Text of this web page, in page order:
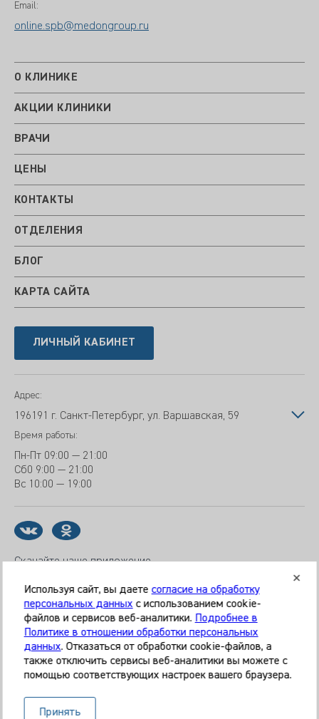
Email:
online.spb@medongroup.ru
О КЛИНИКЕ
АКЦИИ КЛИНИКИ
ВРАЧИ
ЦЕНЫ
КОНТАКТЫ
ОТДЕЛЕНИЯ
БЛОГ
КАРТА САЙТА
ЛИЧНЫЙ КАБИНЕТ
Адрес:
196191 г. Санкт-Петербург, ул. Варшавская, 59
Время работы:
Пн-Пт 09:00 — 21:00
Сб0 9:00 — 21:00
Вс 10:00 — 19:00
Скачайте наше приложение
© 2026 Клиника «МЕДИКАЛ ОН ГРУП»
Все права защищены
Информация, представленная на сайте, является
постановки диагноза, назначения лечения. Необходима
очная консультация специалиста. Используя данный сайт,
Используя сайт, вы даете согласие на обработку
персональных данныхс использованием cookie-
файлов и сервисов веб-аналитики. Подробнее в
Политике в отношении обработки персональных
данных. Отказаться от обработки cookie-файлов, а
также отключить сервисы веб-аналитики вы можете с
помощью соответствующих настроек вашего браузера.
Принять